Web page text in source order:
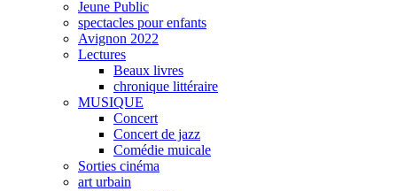
Jeune Public
spectacles pour enfants
Avignon 2022
Lectures
Beaux livres
chronique littéraire
MUSIQUE
Concert
Concert de jazz
Comédie muicale
Sorties cinéma
art urbain